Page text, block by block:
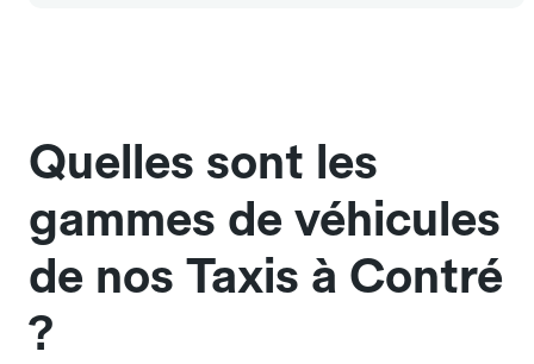
Quelles sont les
gammes de véhicules
de nos Taxis à Contré
?